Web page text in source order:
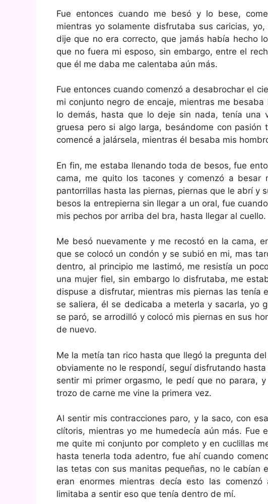
Fue entonces cuando me besó y lo bese,
mientras yo solamente disfrutaba sus caricias,
dije que no era correcto, que jamás había hecho
que no fuera mi esposo, sin embargo, entre el
que él me daba me calentaba aún más.
Fue entonces cuando comenzó a desabrochar el
mi conjunto negro de encaje, mientras me
lo demás, hasta que lo deje sin nada, tenía una
gruesa pero si algo larga, besándome con
comencé a jalársela, mientras él besaba mis
En fin, me estaba llenando toda de besos, fue
cama, me quito los tacones y comenzó a besar
pantorrillas hasta las piernas, piernas que le abrí y
besos la entrepierna sin llegar a un oral, fue
mis pechos por arriba del bra, hasta llegar al cuello.
Me besó nuevamente y me recostó en la cama,
que se colocó un condón y se subió en mi, mas
dentro, al principio me lastimó, me resistía un
una mujer fiel, sin embargo lo disfrutaba, me
dispuse a disfrutar, mientras mis piernas las tenía
se saliera, él se dedicaba a meterla y sacarla, yo
se paró, se arrodilló y colocó mis piernas en sus
de nuevo.
Me la metía tan rico hasta que llegó la pregunta
obviamente no le respondí, seguí disfrutando
sentir mi primer orgasmo, le pedí que no parara,
trozo de carne me vine la primera vez.
Al sentir mis contracciones paro, y la saco, con
clítoris, mientras yo me humedecía aún más. Fue
me quite mi conjunto por completo y en cuclillas
hasta tenerla toda adentro, fue ahí cuando
las tetas con sus manitas pequeñas, no le cabían
eran enormes mientras decía esto las
limitaba a sentir eso que tenía dentro de mí.